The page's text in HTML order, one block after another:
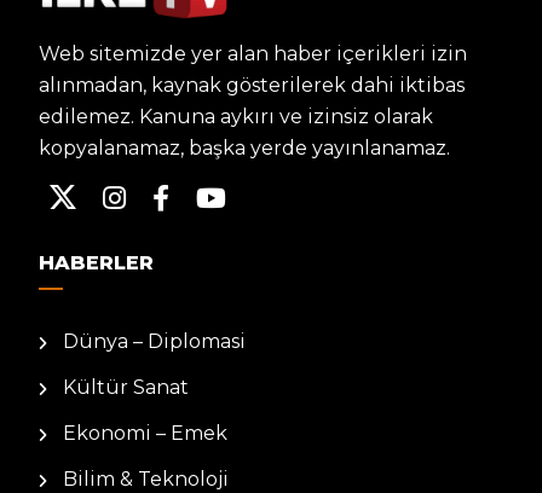
Web sitemizde yer alan haber içerikleri izin
alınmadan, kaynak gösterilerek dahi iktibas
edilemez. Kanuna aykırı ve izinsiz olarak
kopyalanamaz, başka yerde yayınlanamaz.
HABERLER
Dünya – Diplomasi
Kültür Sanat
Ekonomi – Emek
Bilim & Teknoloji